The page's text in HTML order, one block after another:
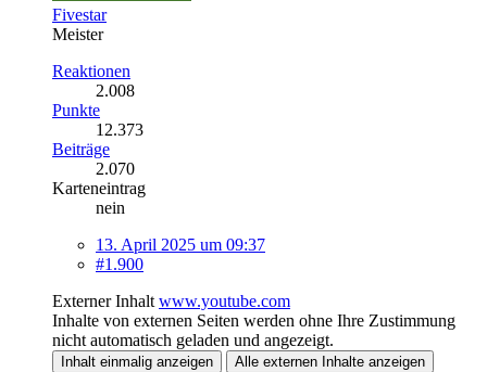
Fivestar
Meister
Reaktionen
2.008
Punkte
12.373
Beiträge
2.070
Karteneintrag
nein
13. April 2025 um 09:37
#1.900
Externer Inhalt www.youtube.com
Inhalte von externen Seiten werden ohne Ihre Zustimmung
nicht automatisch geladen und angezeigt.
Inhalt einmalig anzeigen Alle externen Inhalte anzeigen